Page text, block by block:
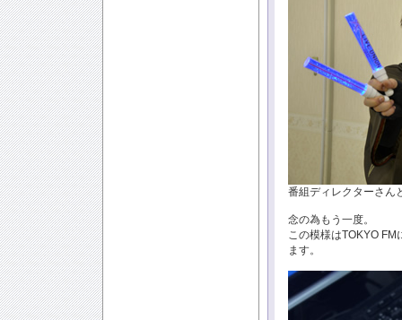
番組ディレクターさん
念の為もう一度。
この模様はTOKYO
ます。